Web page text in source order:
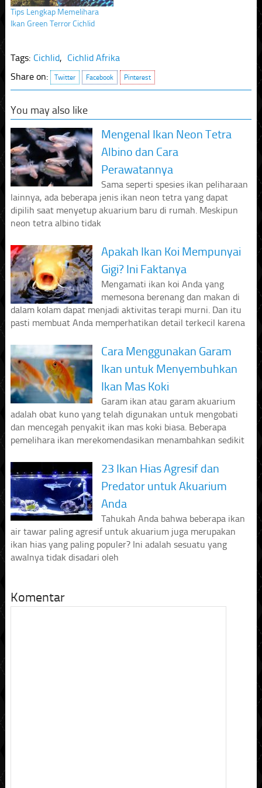
Tips Lengkap Memelihara
Ikan Green Terror Cichlid
Tags: Cichlid, Cichlid Afrika
Share on:
Twitter Facebook Pinterest
You may also like
Mengenal Ikan Neon Tetra
Albino dan Cara
Perawatannya
Sama seperti spesies ikan peliharaan
lainnya, ada beberapa jenis ikan neon tetra yang dapat
dipilih saat menyetup akuarium baru di rumah. Meskipun
neon tetra albino tidak
Apakah Ikan Koi Mempunyai
Gigi? Ini Faktanya
Mengamati ikan koi Anda yang
memesona berenang dan makan di
dalam kolam dapat menjadi aktivitas terapi murni. Dan itu
pasti membuat Anda memperhatikan detail terkecil karena
Cara Menggunakan Garam
Ikan untuk Menyembuhkan
Ikan Mas Koki
Garam ikan atau garam akuarium
adalah obat kuno yang telah digunakan untuk mengobati
dan mencegah penyakit ikan mas koki biasa. Beberapa
pemelihara ikan merekomendasikan menambahkan sedikit
23 Ikan Hias Agresif dan
Predator untuk Akuarium
Anda
Tahukah Anda bahwa beberapa ikan
air tawar paling agresif untuk akuarium juga merupakan
ikan hias yang paling populer? Ini adalah sesuatu yang
awalnya tidak disadari oleh
Komentar